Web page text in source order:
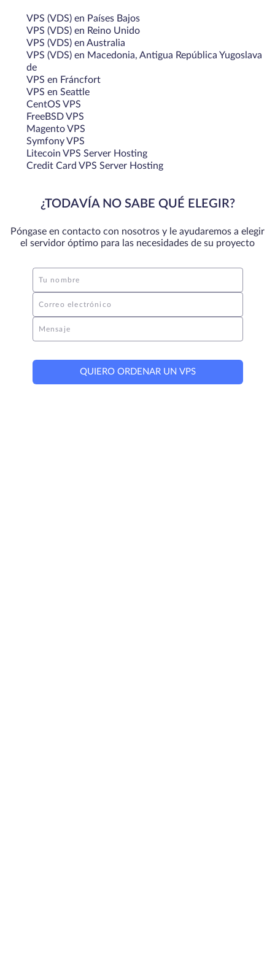
VPS (VDS) en Países Bajos
VPS (VDS) en Reino Unido
VPS (VDS) en Australia
VPS (VDS) en Macedonia, Antigua República Yugoslava
de
VPS en Fráncfort
VPS en Seattle
CentOS VPS
FreeBSD VPS
Magento VPS
Symfony VPS
Litecoin VPS Server Hosting
Credit Card VPS Server Hosting
¿TODAVÍA NO SABE QUÉ ELEGIR?
Póngase en contacto con nosotros y le ayudaremos a elegir
el servidor óptimo para las necesidades de su proyecto
Tu nombre
Correo electrónico
Mensaje
QUIERO ORDENAR UN VPS